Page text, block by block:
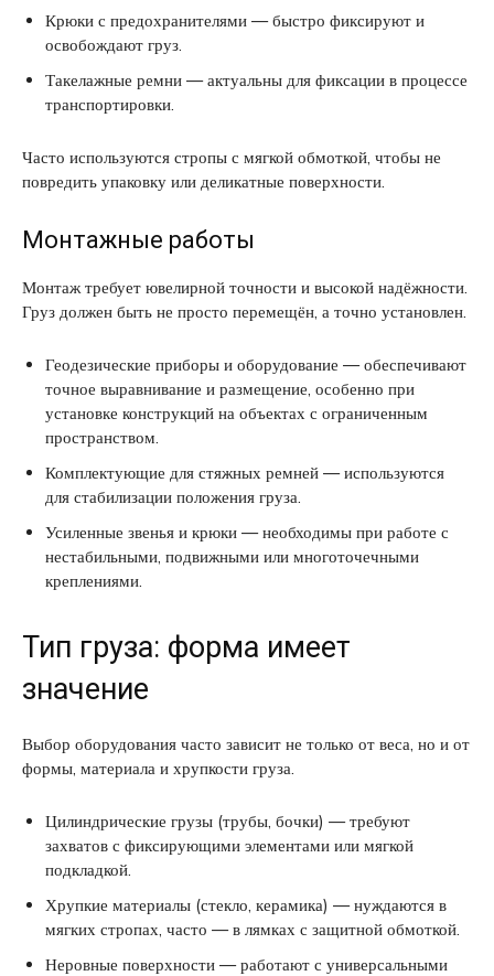
Крюки с предохранителями — быстро фиксируют и
освобождают груз.
Такелажные ремни — актуальны для фиксации в процессе
транспортировки.
Часто используются стропы с мягкой обмоткой, чтобы не
повредить упаковку или деликатные поверхности.
Монтажные работы
Монтаж требует ювелирной точности и высокой надёжности.
Груз должен быть не просто перемещён, а точно установлен.
Геодезические приборы и оборудование — обеспечивают
точное выравнивание и размещение, особенно при
установке конструкций на объектах с ограниченным
пространством.
Комплектующие для стяжных ремней — используются
для стабилизации положения груза.
Усиленные звенья и крюки — необходимы при работе с
нестабильными, подвижными или многоточечными
креплениями.
Тип груза: форма имеет
значение
Выбор оборудования часто зависит не только от веса, но и от
формы, материала и хрупкости груза.
Цилиндрические грузы (трубы, бочки) — требуют
захватов с фиксирующими элементами или мягкой
подкладкой.
Хрупкие материалы (стекло, керамика) — нуждаются в
мягких стропах, часто — в лямках с защитной обмоткой.
Неровные поверхности — работают с универсальными